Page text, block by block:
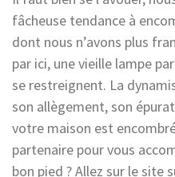
fâcheuse tendance à
dont nous n’avons plus
par ici, une vieille lampe
se restreignent. La
son allègement, son
votre maison est
partenaire pour vous
bon pied ? Allez sur le site